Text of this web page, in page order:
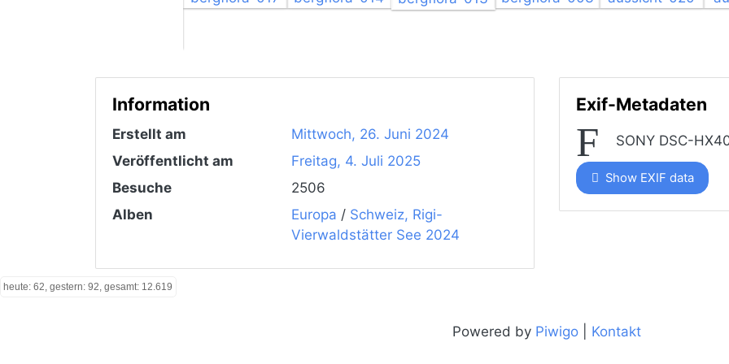
Information
Erstellt am
Mittwoch, 26. Juni 2024
Veröffentlicht am
Freitag, 4. Juli 2025
Besuche
2506
Alben
Europa / Schweiz, Rigi-
Vierwaldstätter See 2024
Exif-Metadaten
SONY DSC-
Show EXIF data
heute: 62, gestern: 92, gesamt: 12.619
Powered by Piwigo Kontakt